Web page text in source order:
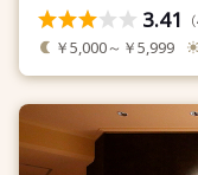
3.41 （
￥5,000～￥5,999